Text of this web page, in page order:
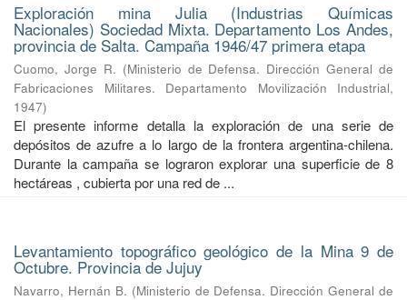
Exploración mina Julia (Industrias Químicas
Nacionales) Sociedad Mixta. Departamento Los Andes,
provincia de Salta. Campaña 1946/47 primera etapa
Cuomo, Jorge R. (Ministerio de Defensa. Dirección General de
Fabricaciones Militares. Departamento Movilización Industrial,
1947)
El presente informe detalla la exploración de una serie de
depósitos de azufre a lo largo de la frontera argentina-chilena.
Durante la campaña se lograron explorar una superficie de 8
hectáreas , cubierta por una red de ...
Levantamiento topográfico geológico de la Mina 9 de
Octubre. Provincia de Jujuy
Navarro, Hernán B. (Ministerio de Defensa. Dirección General de